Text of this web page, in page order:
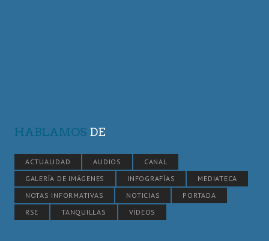
HABLAMOS DE
ACTUALIDAD AUDIOS
CANAL
GALERÍA DE IMÁGENES
INFOGRAFÍAS
MEDIATECA
NOTAS INFORMATIVAS
NOTICIAS
PORTADA
RSE
TANQUILLAS VÍDEOS